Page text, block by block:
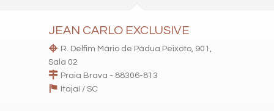
JEAN CARLO EXCLUSIVE
R. Delfim Mário de Pádua Peixoto, 901,
Sala 02
Praia Brava - 88306-813
Itajaí / SC